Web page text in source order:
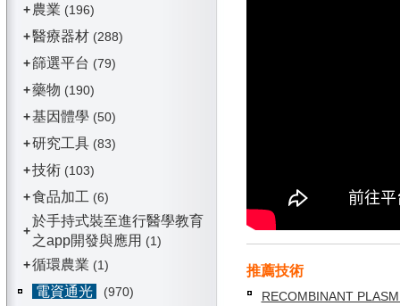
+ 農業 (196)
+醫療器材 (288)
+篩選平台 (79)
+藥物 (190)
+基因體學 (50)
+研究工具(83)
+技術(103)
+食品加工 (6)
+
於手持式裝至進行醫學教育
之app開發與應用 (1)
+循環農業 (1)
電資通光
(970)
推薦技術
RECOMBINANT